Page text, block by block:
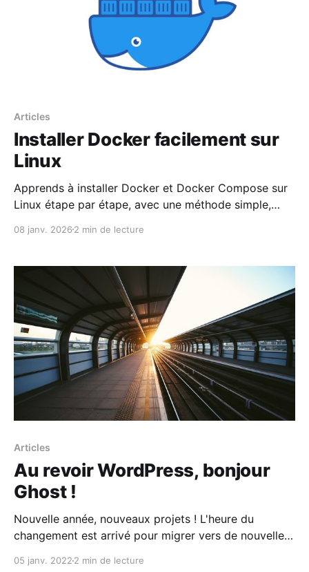
Articles
Installer Docker facilement sur
Linux
Apprends à installer Docker et Docker Compose sur
Linux étape par étape, avec une méthode simple,
containers et projets sans galère.
08 janv. 2026 2 min de lecture
Articles
Au revoir WordPress, bonjour
Ghost !
Nouvelle année, nouveaux projets ! L'heure du
changement est arrivé pour migrer vers de nouvelles
05 janv. 2022 2 min de lecture